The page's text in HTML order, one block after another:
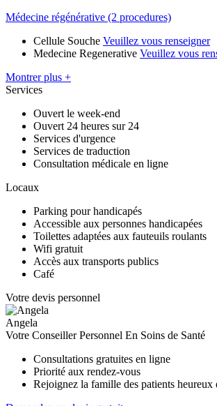
Médecine régénérative (2 procedures)
Cellule Souche Veuillez vous renseigner
Medecine Regenerative Veuillez vous
Montrer plus +
Services
Ouvert le week-end
Ouvert 24 heures sur 24
Services d'urgence
Services de traduction
Consultation médicale en ligne
Locaux
Parking pour handicapés
Accessible aux personnes handicapées
Toilettes adaptées aux fauteuils roulants
Wifi gratuit
Accès aux transports publics
Café
Votre devis personnel
Angela
Votre Conseiller Personnel En Soins de Santé
Consultations gratuites en ligne
Priorité aux rendez-vous
Rejoignez la famille des patients heureux